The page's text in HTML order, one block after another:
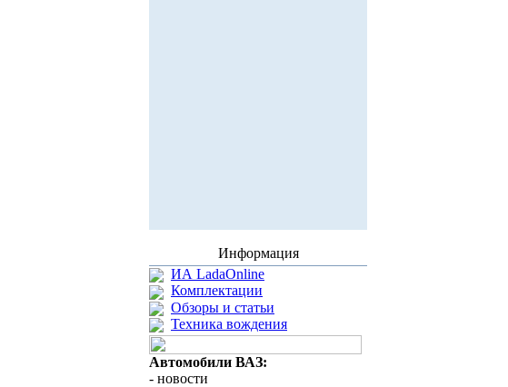
Информация
ИА LadaOnline
Комплектации
Обзоры и статьи
Техника вождения
Автомобили ВАЗ:
- новости